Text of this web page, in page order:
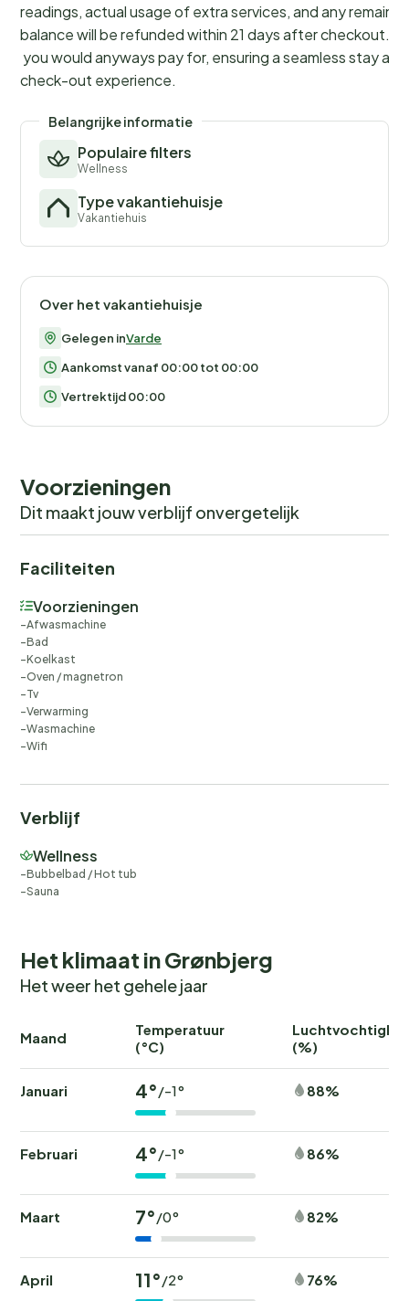
readings, actual usage of extra services, and any
balance will be refunded within 21 days after
you would anyways pay for, ensuring a seamless stay and
check-out experience.
Belangrijke informatie
Populaire filters
Wellness
Type vakantiehuisje
Vakantiehuis
Over het vakantiehuisje
Gelegen inVarde
Aankomst vanaf 00:00 tot 00:00
Vertrektijd 00:00
Voorzieningen
Dit maakt jouw verblijf onvergetelijk
Faciliteiten
Voorzieningen
Afwasmachine
Bad
Koelkast
Oven / magnetron
Tv
Verwarming
Wasmachine
Wifi
Verblijf
Wellness
Bubbelbad / Hot tub
Sauna
Het klimaat in Grønbjerg
Het weer het gehele jaar
Maand
Temperatuur
(°C)
(%)
Januari 4°/-1° 88%
Februari 4°/-1° 86%
Maart 7°/0° 82%
April 11°/2° 76%